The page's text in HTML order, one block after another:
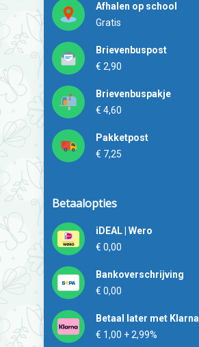
Afhalen op school
Gratis
Brievenbuspost
€ 2,90
Brievenbuspakje
€ 4,60
Pakketpost
€ 7,25
Betaalopties
iDEAL | Wero
€ 0,00
Bankoverschrijving
€ 0,00
Betaal later met Klarna
€ 1,00 + 2,99%